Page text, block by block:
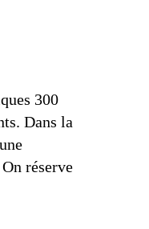
300
Dans la
réserve